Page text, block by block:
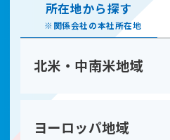
所在地から探す
※関係会社の本社所在地
北米・中南米地域
ヨーロッパ地域